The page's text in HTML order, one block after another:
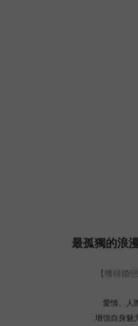
最孤獨的浪
【獲得婚
愛情、人
增強自身魅